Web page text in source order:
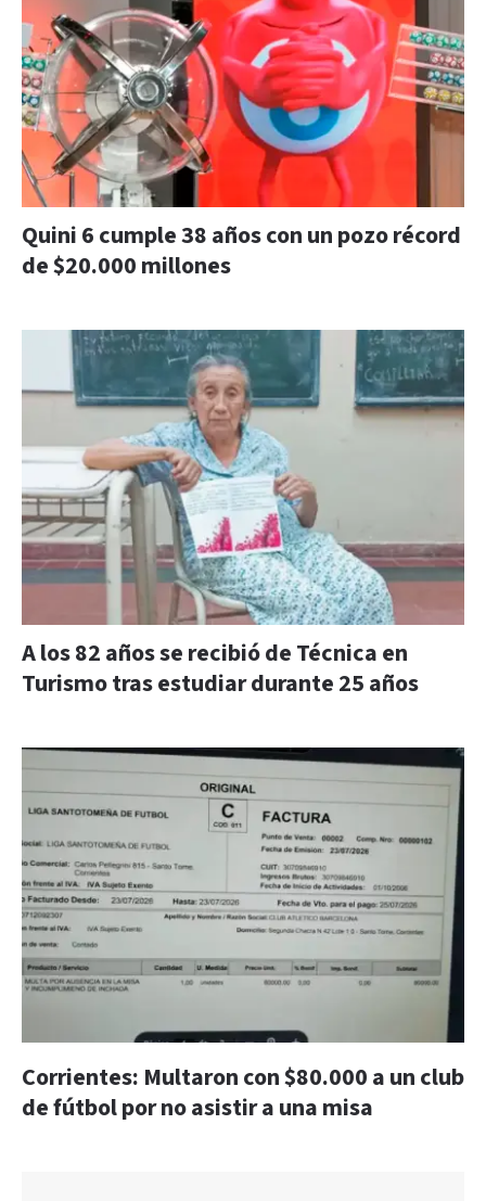
Quini 6 cumple 38 años con un pozo récord
de $20.000 millones
A los 82 años se recibió de Técnica en
Turismo tras estudiar durante 25 años
Corrientes: Multaron con $80.000 a un club
de fútbol por no asistir a una misa